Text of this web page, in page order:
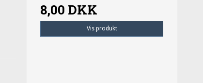
8,00 DKK
Vis produkt